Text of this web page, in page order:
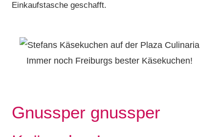
Einkaufstasche geschafft.
Immer noch Freiburgs bester Käsekuchen!
Gnussper gnussper